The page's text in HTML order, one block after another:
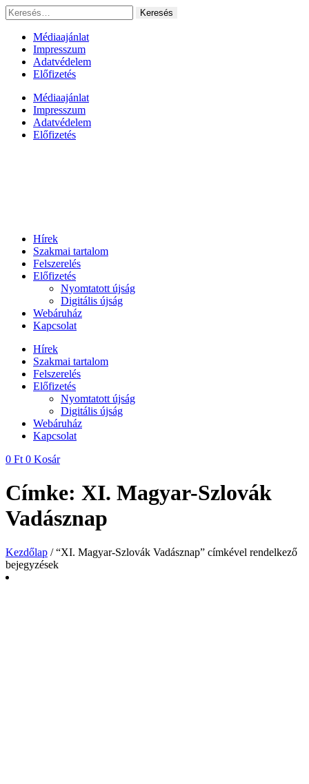
Ugrás
a
tartalomhoz
Keresés:
Médiaajánlat
Impresszum
Adatvédelem
Előfizetés
Médiaajánlat
Impresszum
Adatvédelem
Előfizetés
Hírek
Szakmai tartalom
Felszerelés
Előfizetés
Nyomtatott újság
Digitális újság
Webáruház
Kapcsolat
Hírek
Szakmai tartalom
Felszerelés
Előfizetés
Nyomtatott újság
Digitális újság
Webáruház
Kapcsolat
0 Ft 0 Kosár
Címke: XI. Magyar-Szlovák
Vadásznap
Kezdőlap / “XI. Magyar-Szlovák Vadásznap” címkével rendelkező
bejegyzések